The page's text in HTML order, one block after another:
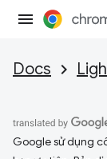
Docs
Google sử dụng